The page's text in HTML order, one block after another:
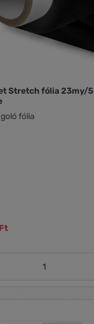
Stretch fólia 23my/
fólia